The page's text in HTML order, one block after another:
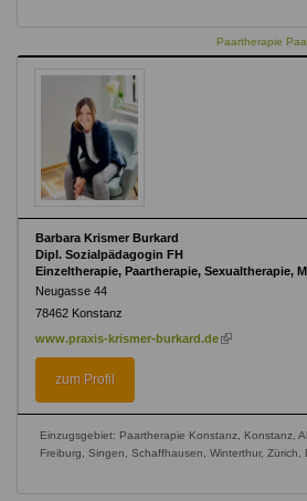
Paartherapie
Barbara Krismer Burkard
Dipl. Sozialpädagogin FH
Einzeltherapie, Paartherapie, Sexualtherapie,
Neugasse 44
78462 Konstanz
www.praxis-krismer-burkard.de (link
zum Profil
Einzugsgebiet: Paartherapie Konstanz, Konstanz,
Freiburg, Singen, Schaffhausen, Winterthur, Zürich,